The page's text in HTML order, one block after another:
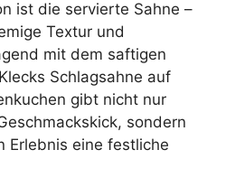
ist die servierte Sahne –
Textur und
mit dem saftigen
Schlagsahne auf
gibt nicht nur
sondern
Erlebnis eine festliche